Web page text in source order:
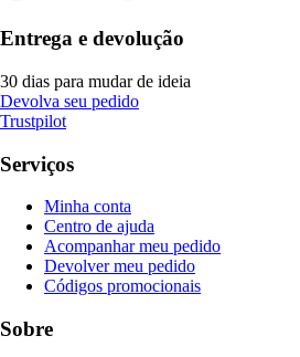
Entrega e devolução
30 dias para mudar de ideia
Devolva seu pedido
Trustpilot
Serviços
Minha conta
Centro de ajuda
Acompanhar meu pedido
Devolver meu pedido
Códigos promocionais
Sobre